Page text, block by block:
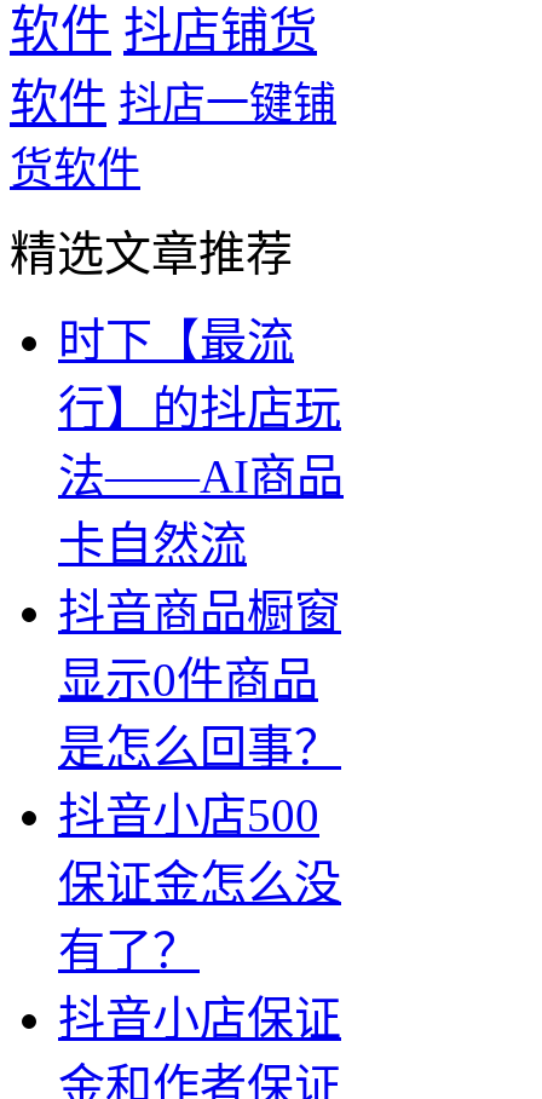
软件 抖店铺货
软件 抖店一键铺
货软件
精选文章推荐
时下【最流
行】的抖店玩
法——AI商品
卡自然流
抖音商品橱窗
显示0件商品
是怎么回事？
抖音小店500
保证金怎么没
有了？
抖音小店保证
金和作者保证